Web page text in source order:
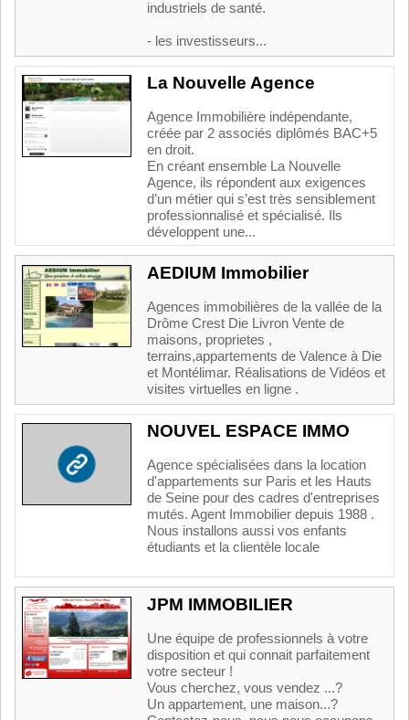
industriels de santé.
- les investisseurs...
La Nouvelle Agence
Agence Immobilière indépendante,
créée par 2 associés diplômés BAC+5
en droit.
En créant ensemble La Nouvelle
Agence, ils répondent aux exigences
d’un métier qui s’est très sensiblement
professionnalisé et spécialisé. Ils
développent une...
AEDIUM Immobilier
Agences immobilières de la vallée de la
Drôme Crest Die Livron Vente de
maisons, proprietes ,
terrains,appartements de Valence à Die
et Montélimar. Réalisations de Vidéos et
visites virtuelles en ligne .
NOUVEL ESPACE IMMO
Agence spécialisées dans la location
d'appartements sur Paris et les Hauts
de Seine pour des cadres d'entreprises
mutés. Agent Immobilier depuis 1988 .
Nous installons aussi vos enfants
étudiants et la clientèle locale
JPM IMMOBILIER
Une équipe de professionnels à votre
disposition et qui connait parfaitement
votre secteur !
Vous cherchez, vous vendez ...?
Un appartement, une maison...?